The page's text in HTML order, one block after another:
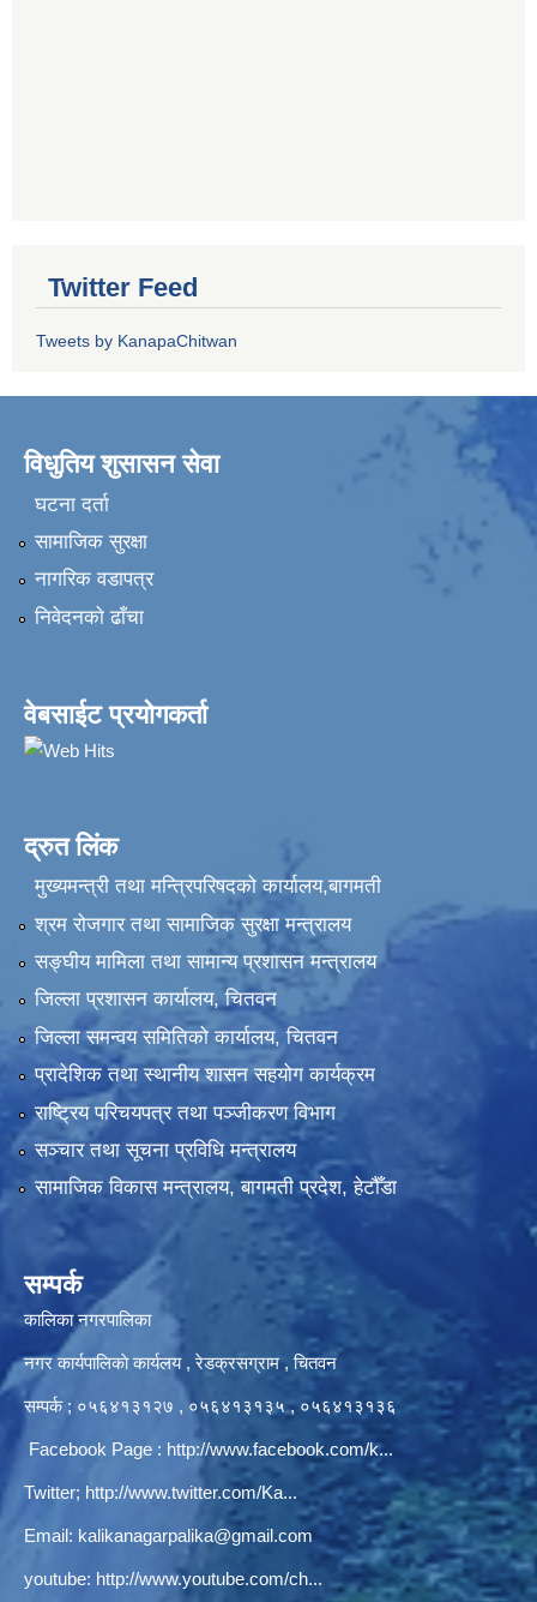
Twitter Feed
Tweets by KanapaChitwan
विधुतिय शुसासन सेवा
घटना दर्ता
सामाजिक सुरक्षा
नागरिक वडापत्र
निवेदनकाे ढाँचा
वेबसाईट प्रयोगकर्ता
द्रुत लिंक
मुख्यमन्त्री तथा मन्त्रिपरिषदको कार्यालय,बागमती
श्रम रोजगार तथा सामाजिक सुरक्षा मन्त्रालय
सङ्‍घीय मामिला तथा सामान्य प्रशासन मन्त्रालय
जिल्ला प्रशासन कार्यालय, चितवन
जिल्ला समन्वय समितिको कार्यालय, चितवन
प्रादेशिक तथा स्थानीय शासन सहयोग कार्यक्रम
राष्ट्रिय परिचयपत्र तथा पञ्‍जीकरण विभाग
सञ्‍चार तथा सूचना प्रविधि मन्त्रालय
सामाजिक विकास मन्त्रालय, बागमती प्रदेश, हेटौँडा
सम्पर्क
कालिका नगरपालिका
नगर कार्यपालिकाे कार्यलय‍ , रेडक्रसग्राम , चितवन
सम्पर्क ; ०५६४१३१२७ , ०५६४१३१३५ , ०५६४१३१३६
Facebook Page : http://www.facebook.com/k...
Twitter; http://www.twitter.com/Ka...
Email: kalikanagarpalika@gmail.com
youtube: http://www.youtube.com/ch...